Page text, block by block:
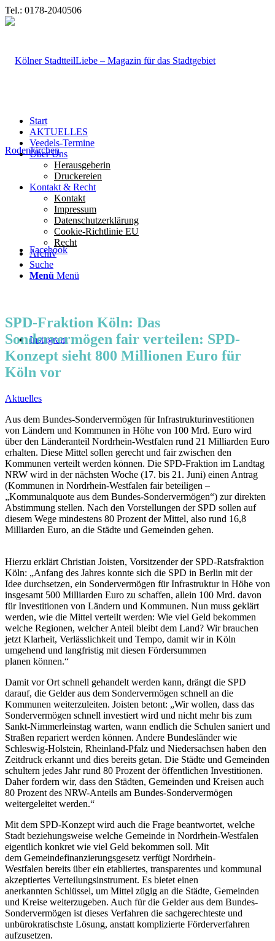
Tel.: 0178-2040506
Facebook
Instagram
Start
AKTUELLES
Veedels-Termine
Über Uns
Herausgeberin
Druckereien
Kontakt & Recht
Kontakt
Impressum
Datenschutzerklärung
Cookie-Richtlinie EU
Recht
Archiv
Suche
Menü Menü
SPD-Fraktion Köln: Das
Sondervermögen fair verteilen: SPD-
Konzept sieht 800 Millionen Euro für
Köln vor
Aktuelles
Aus dem Bundes-Sondervermögen für Infrastrukturinvestitionen
von Ländern und Kommunen in Höhe von 100 Mrd. Euro wird
über den Länderanteil Nordrhein-Westfalen rund 21 Milliarden Euro
erhalten. Diese Mittel sollen gerecht und fair zwischen den
Kommunen verteilt werden können. Die SPD-Fraktion im Landtag
NRW wird in der nächsten Woche (17. bis 21. Juni) einen Antrag
(Kommunen in Nordrhein-Westfalen fair beteiligen –
„Kommunalquote aus dem Bundes-Sondervermögen“) zur direkten
Abstimmung stellen. Nach den Vorstellungen der SPD sollen auf
diesem Wege mindestens 80 Prozent der Mittel, also rund 16,8
Milliarden Euro, an die Städte und Gemeinden gehen.
Hierzu erklärt Christian Joisten, Vorsitzender der SPD-Ratsfraktion
Köln: „Anfang des Jahres konnte sich die SPD in Berlin mit der
Idee durchsetzen, ein Sondervermögen für Infrastruktur in Höhe von
insgesamt 500 Milliarden Euro zu schaffen, allein 100 Mrd. davon
für Investitionen von Ländern und Kommunen. Nun muss geklärt
werden, wie die Mittel verteilt werden: Wie viel Geld bekommen
welche Regionen, welcher Anteil bleibt dem Land? Wir brauchen
jetzt Klarheit, Verlässlichkeit und Tempo, damit wir in Köln
umgehend und langfristig mit diesen Fördersummen
planen können.“
Damit vor Ort schnell gehandelt werden kann, drängt die SPD
darauf, die Gelder aus dem Sondervermögen schnell an die
Kommunen weiterzuleiten. Joisten betont: „Wir wollen, dass das
Sondervermögen schnell investiert wird und nicht mehr bis zum
Sankt-Nimmerleinstag warten, wann endlich die Schulen saniert und
Straßen repariert werden können. Andere Bundesländer wie
Schleswig-Holstein, Rheinland-Pfalz und Niedersachsen haben den
Zeitdruck erkannt und dies bereits getan. Die Städte und Gemeinden
schultern jedes Jahr rund 80 Prozent der öffentlichen Investitionen.
Daher fordern wir, dass den Städten, Gemeinden und Kreisen auch
80 Prozent des NRW-Anteils am Bundes-Sondervermögen
weitergeleitet werden.“
Mit dem SPD-Konzept wird auch die Frage beantwortet, welche
Stadt beziehungsweise welche Gemeinde in Nordrhein-Westfalen
eigentlich konkret wie viel Geld bekommen soll. Mit
dem Gemeindefinanzierungsgesetz verfügt Nordrhein-
Westfalen bereits über ein etabliertes, transparentes und kommunal
akzeptiertes Verteilungsinstrument. Es bietet einen
anerkannten Schlüssel, um Mittel zügig an die Städte, Gemeinden
und Kreise weiterzugeben. Auch für die Gelder aus dem Bundes-
Sondervermögen ist dieses Verfahren die sachgerechteste und
unbürokratischste Lösung, anstatt komplizierte Förderverfahren
aufzusetzen.